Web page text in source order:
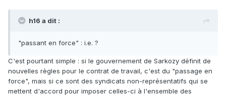
h16 a dit :
"passant en force" : i.e. ?
C'est pourtant simple : si le gouvernement de Sarkozy définit de
nouvelles règles pour le contrat de travail, c'est du "passage en
force", mais si ce sont des syndicats non-représentatifs qui se
mettent d'accord pour imposer celles-ci à l'ensemble des